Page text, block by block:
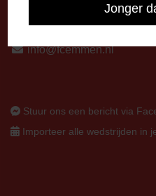
Jonger
info@fcemmen.nl
Stuur ons een bericht via
Importeer alle wedstrijden in